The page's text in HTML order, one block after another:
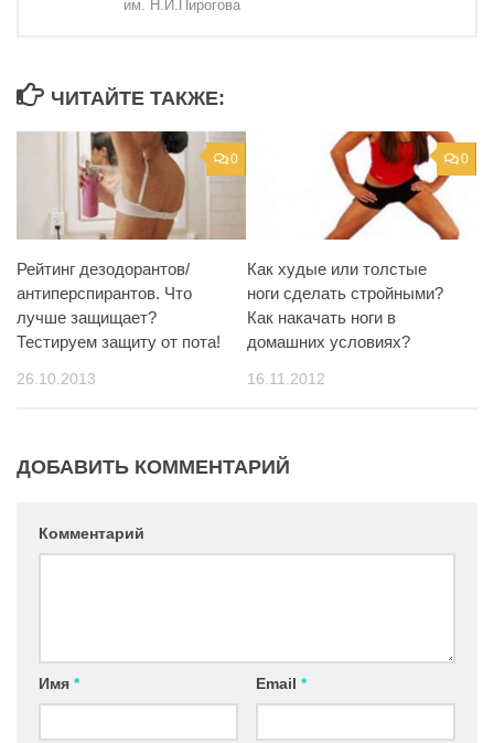
им. Н.И.Пирогова
ЧИТАЙТЕ ТАКЖЕ:
0
Рейтинг дезодорантов/
антиперспирантов. Что
лучше защищает?
Тестируем защиту от пота!
26.10.2013
0
Как худые или толстые
ноги сделать стройными?
Как накачать ноги в
домашних условиях?
16.11.2012
ДОБАВИТЬ КОММЕНТАРИЙ
Комментарий
Имя * Email *